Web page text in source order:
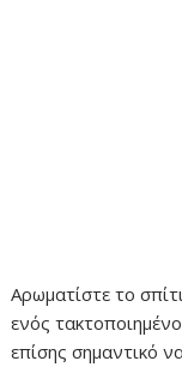
Αρωματίστε το
ενός
επίσης σημαντικό